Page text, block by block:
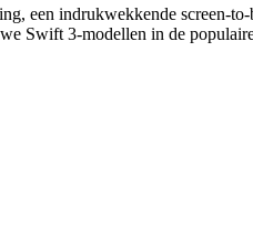
een indrukwekkende screen-
Swift 3-modellen in de